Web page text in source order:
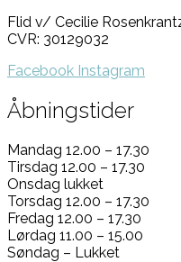
Flid v/ Cecilie
CVR: 30129032
Facebook Instagram
Åbningstider
Mandag 12.00 – 17.30
Tirsdag 12.00 – 17.30
Onsdag lukket
Torsdag 12.00 – 17.30
Fredag 12.00 – 17.30
Lørdag 11.00 – 15.00
Søndag – Lukket